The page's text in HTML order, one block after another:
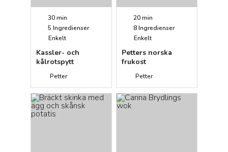
30 min
5 Ingredienser
Enkelt
Kassler- och
kålrotspytt
Petter
20 min
8Ingredienser
Enkelt
Petters norska
frukost
Petter